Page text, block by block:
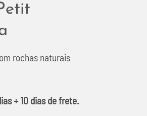
rochas naturais
+ 10 dias de frete.